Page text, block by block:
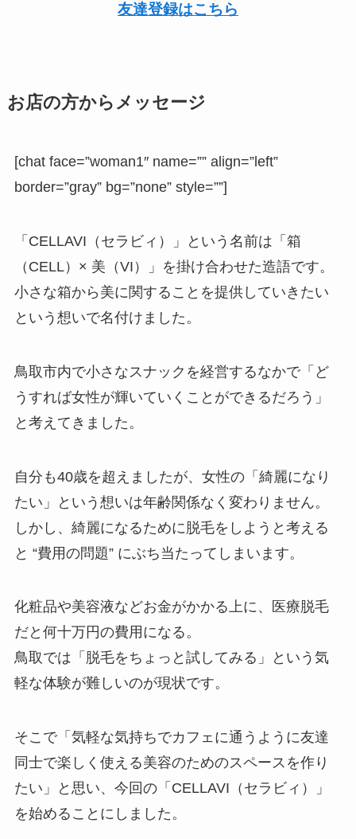
友達登録はこちら
お店の方からメッセージ
[chat face=”woman1″ name=”” align=”left”
border=”gray” bg=”none” style=””]
「CELLAVI（セラビィ）」という名前は「箱
（CELL）× 美（VI）」を掛け合わせた造語です。
小さな箱から美に関することを提供していきたい
という想いで名付けました。
鳥取市内で小さなスナックを経営するなかで「ど
うすれば女性が輝いていくことができるだろう」
と考えてきました。
自分も40歳を超えましたが、女性の「綺麗になり
たい」という想いは年齢関係なく変わりません。
しかし、綺麗になるために脱毛をしようと考える
と “費用の問題” にぶち当たってしまいます。
化粧品や美容液などお金がかかる上に、医療脱毛
だと何十万円の費用になる。
鳥取では「脱毛をちょっと試してみる」という気
軽な体験が難しいのが現状です。
そこで「気軽な気持ちでカフェに通うように友達
同士で楽しく使える美容のためのスペースを作り
たい」と思い、今回の「CELLAVI（セラビィ）」
を始めることにしました。